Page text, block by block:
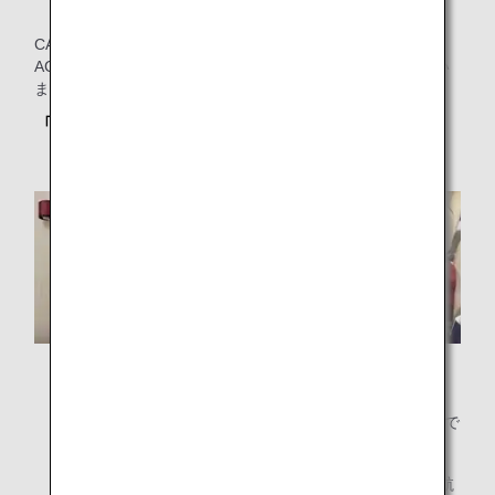
CARESのチャイルドシートには、「FAA APPROVED IN
ACCORDANCE WITH」と記載されたラベルが添付されてい
ます。
「CARES」のシートとは？
20Kg）のお子様を対象に設計された航空機用のシートで
ハーネスタイプのチャイルドシートについて、ANA運航